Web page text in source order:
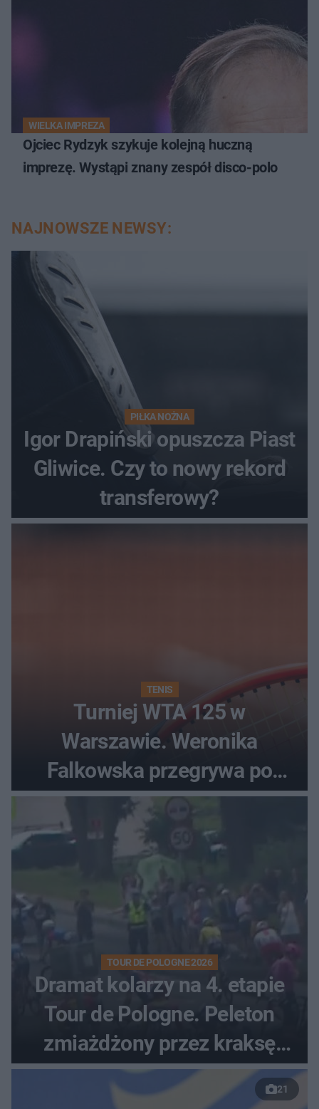
WIELKA IMPREZA
Ojciec Rydzyk szykuje kolejną huczną
imprezę. Wystąpi znany zespół disco-polo
NAJNOWSZE NEWSY:
PIŁKA NOŻNA
Igor Drapiński opuszcza Piast
Gliwice. Czy to nowy rekord
transferowy?
TENIS
Turniej WTA 125 w
Warszawie. Weronika
Falkowska przegrywa po
zaciętym boju
TOUR DE POLOGNE 2026
Dramat kolarzy na 4. etapie
Tour de Pologne. Peleton
zmiażdżony przez kraksę
przed Karpaczem
21